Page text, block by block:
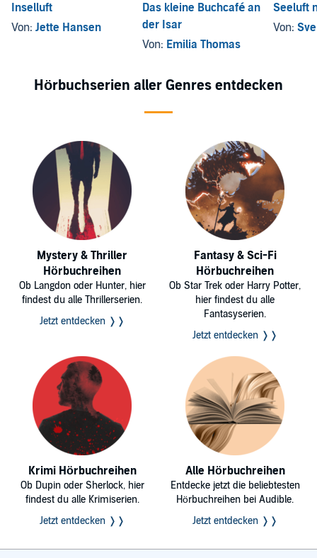
Inselluft
Von: Jette Hansen
Das kleine Buchcafé an
der Isar
Von: Emilia Thomas
Seeluft
Von:
Hörbuchserien aller Genres entdecken
Mystery & Thriller
Hörbuchreihen
Ob Langdon oder Hunter, hier
findest du alle Thrillerserien.
Jetzt entdecken ❭❭
Fantasy & Sci-Fi
Hörbuchreihen
Ob Star Trek oder Harry Potter,
hier findest du alle
Fantasyserien.
Jetzt entdecken ❭❭
Krimi Hörbuchreihen
Ob Dupin oder Sherlock, hier
findest du alle Krimiserien.
Jetzt entdecken ❭❭
Alle Hörbuchreihen
Entdecke jetzt die beliebtesten
Hörbuchreihen bei Audible.
Jetzt entdecken ❭❭